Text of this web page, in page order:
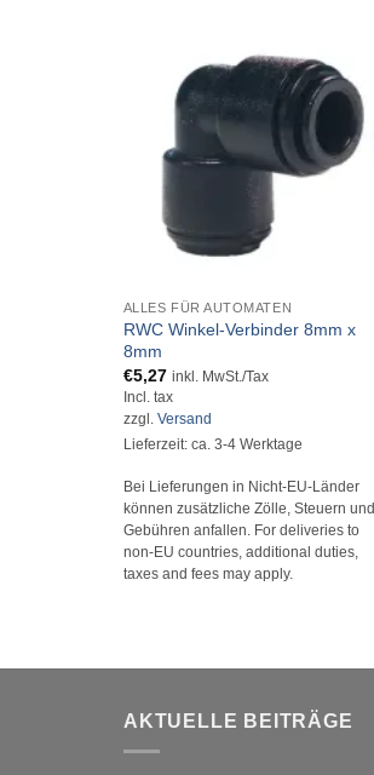
ALLES FÜR AUTOMATEN
RWC Winkel-Verbinder 8mm x
8mm
€5,27 inkl. MwSt./Tax
Incl. tax
zzgl. Versand
Lieferzeit: ca. 3-4 Werktage
Bei Lieferungen in Nicht-EU-Länder
können zusätzliche Zölle, Steuern und
Gebühren anfallen. For deliveries to
non-EU countries, additional duties,
taxes and fees may apply.
AKTUELLE BEITRÄGE